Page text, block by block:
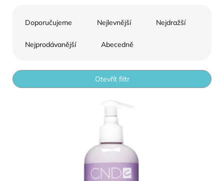
Doporučujeme Nejlevnější Nejdražší
Nejprodávanější Abecedně
Otevřít filtr